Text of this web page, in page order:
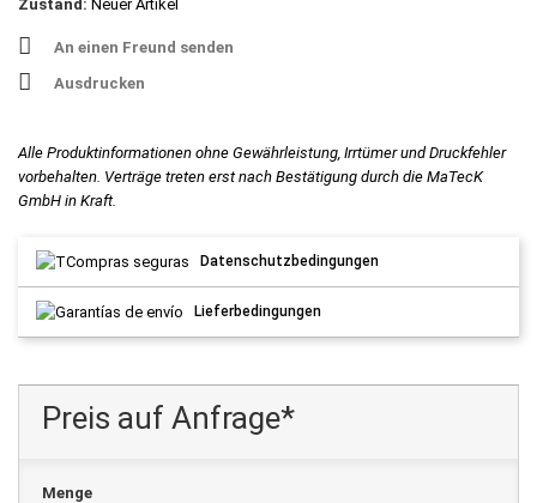
Zustand: Neuer Artikel
An einen Freund senden
Ausdrucken
Alle Produktinformationen ohne Gewährleistung, Irrtümer und Druckfehler
vorbehalten. Verträge treten erst nach Bestätigung durch die MaTecK
GmbH in Kraft.
Datenschutzbedingungen
Lieferbedingungen
Preis auf Anfrage*
Menge